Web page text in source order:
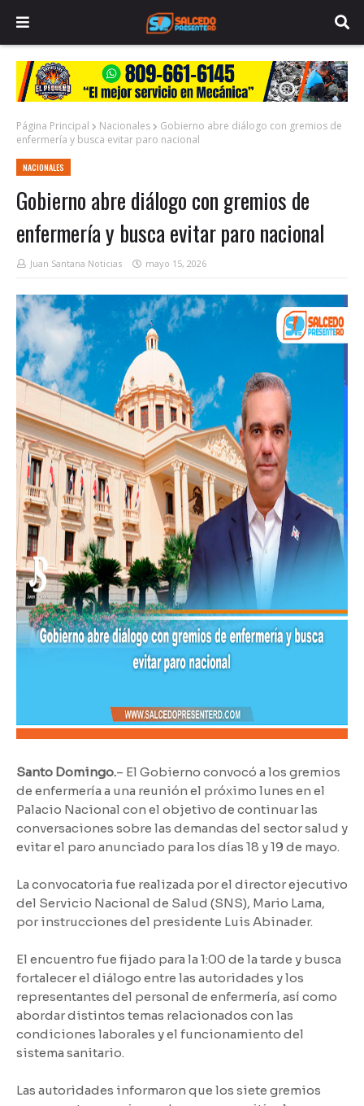
Página Principal Nacionales
Gobierno abre diálogo con gremios de
enfermería y busca evitar paro nacional
NACIONALES
Gobierno abre diálogo con gremios de
enfermería y busca evitar paro nacional
Juan Santana Noticias mayo 15, 2026
Santo Domingo.– El Gobierno convocó a los gremios
de enfermería a una reunión el próximo lunes en el
Palacio Nacional con el objetivo de continuar las
conversaciones sobre las demandas del sector salud y
evitar el paro anunciado para los días 18 y 19 de mayo.
La convocatoria fue realizada por el director ejecutivo
del Servicio Nacional de Salud (SNS), Mario Lama,
por instrucciones del presidente Luis Abinader.
El encuentro fue fijado para la 1:00 de la tarde y busca
fortalecer el diálogo entre las autoridades y los
representantes del personal de enfermería, así como
abordar distintos temas relacionados con las
condiciones laborales y el funcionamiento del
sistema sanitario.
Las autoridades informaron que los siete gremios